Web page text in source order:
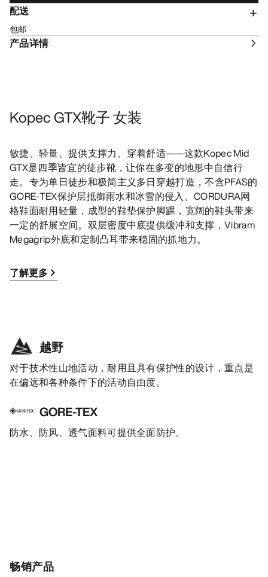
配送
包邮
产品详情
Kopec GTX靴子 女装
敏捷、轻量、提供支撑力、穿着舒适——这款Kopec Mid
GTX是四季皆宜的徒步靴，让你在多变的地形中自信行
走。专为单日徒步和极简主义多日穿越打造，不含PFAS的
GORE-TEX保护层抵御雨水和冰雪的侵入。CORDURA网
格鞋面耐用轻量，成型的鞋垫保护脚踝，宽阔的鞋头带来
一定的舒展空间。双层密度中底提供缓冲和支撑，Vibram
Megagrip外底和定制凸耳带来稳固的抓地力。
了解更多
越野
对于技术性山地活动，耐用且具有保护性的设计，重点是
在偏远和各种条件下的活动自由度。
GORE-TEX
防水、防风、透气面料可提供全面防护。
畅销产品